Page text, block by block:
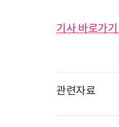
기사 바로가기
관련자료